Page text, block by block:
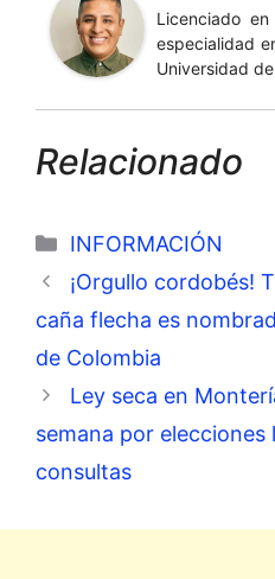
Licenciado
especialidad
Universidad
Relacionado
Categorías
INFORMACIÓN
¡Orgullo cordobés!
caña flecha es
de Colombia
Ley seca en
semana por elecciones
consultas